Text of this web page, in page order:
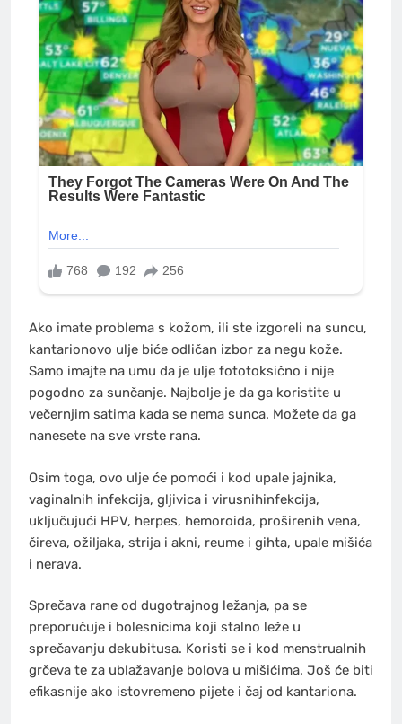
Ako imate problema s kožom, ili ste izgoreli na suncu,
kantarionovo ulje biće odličan izbor za negu kože.
Samo imajte na umu da je ulje fototoksično i nije
pogodno za sunčanje. Najbolje je da ga koristite u
večernjim satima kada se nema sunca. Možete da ga
nanesete na sve vrste rana.
Osim toga, ovo ulje će pomoći i kod upale jajnika,
vaginalnih infekcija, gljivica i virusnihinfekcija,
uključujući HPV, herpes, hemoroida, proširenih vena,
čireva, ožiljaka, strija i akni, reume i gihta, upale mišića
i nerava.
Sprečava rane od dugotrajnog ležanja, pa se
preporučuje i bolesnicima koji stalno leže u
sprečavanju dekubitusa. Koristi se i kod menstrualnih
grčeva te za ublažavanje bolova u mišićima. Još će biti
efikasnije ako istovremeno pijete i čaj od kantariona.